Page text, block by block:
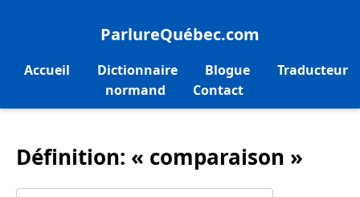
ParlureQuébec.com
Accueil Dictionnaire Blogue
Traducteur
normand
Contact
Définition: « comparaison »